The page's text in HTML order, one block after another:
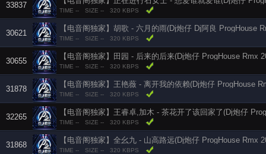
33837
TIME -- SIZE -- 320 KBPS
30621
【电音阁独家】胡歌 - 六月的雨(Dj炮仔 Dj阿良 ProgHouse
TIME -- SIZE -- 320 KBPS
30655
【电音阁独家】田园 - 后来的后来(Dj炮仔 ProgHouse Rmx
TIME -- SIZE -- 320 KBPS
31878
【电音阁独家】王艳薇 - 离开我的依赖(Dj炮仔 ProgHouse
TIME -- SIZE -- 320 KBPS
32265
TIME -- SIZE -- 320 KBPS
31868
【电音阁独家】全幺九 - 山高路远(Dj炮仔 ProgHouse Rmx
TIME -- SIZE -- 320 KBPS